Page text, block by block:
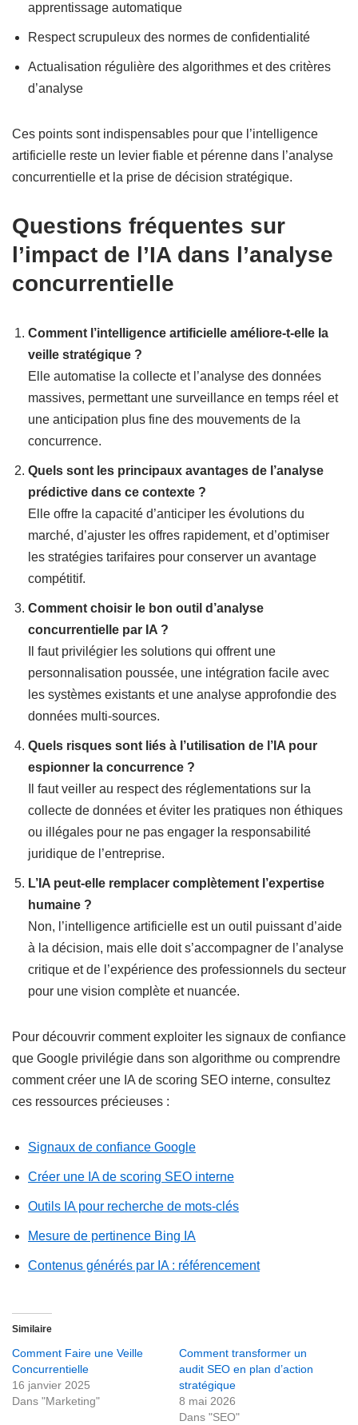
apprentissage automatique
Respect scrupuleux des normes de confidentialité
Actualisation régulière des algorithmes et des critères
d’analyse
Ces points sont indispensables pour que l’intelligence
artificielle reste un levier fiable et pérenne dans l’analyse
concurrentielle et la prise de décision stratégique.
Questions fréquentes sur
l’impact de l’IA dans l’analyse
concurrentielle
Comment l’intelligence artificielle améliore-t-elle la
veille stratégique ?
Elle automatise la collecte et l’analyse des données
massives, permettant une surveillance en temps réel et
une anticipation plus fine des mouvements de la
concurrence.
Quels sont les principaux avantages de l’analyse
prédictive dans ce contexte ?
Elle offre la capacité d’anticiper les évolutions du
marché, d’ajuster les offres rapidement, et d’optimiser
les stratégies tarifaires pour conserver un avantage
compétitif.
Comment choisir le bon outil d’analyse
concurrentielle par IA ?
Il faut privilégier les solutions qui offrent une
personnalisation poussée, une intégration facile avec
les systèmes existants et une analyse approfondie des
données multi-sources.
Quels risques sont liés à l’utilisation de l’IA pour
espionner la concurrence ?
Il faut veiller au respect des réglementations sur la
collecte de données et éviter les pratiques non éthiques
ou illégales pour ne pas engager la responsabilité
juridique de l’entreprise.
L’IA peut-elle remplacer complètement l’expertise
humaine ?
Non, l’intelligence artificielle est un outil puissant d’aide
à la décision, mais elle doit s’accompagner de l’analyse
critique et de l’expérience des professionnels du secteur
pour une vision complète et nuancée.
Pour découvrir comment exploiter les signaux de confiance
que Google privilégie dans son algorithme ou comprendre
comment créer une IA de scoring SEO interne, consultez
ces ressources précieuses :
Signaux de confiance Google
Créer une IA de scoring SEO interne
Outils IA pour recherche de mots-clés
Mesure de pertinence Bing IA
Contenus générés par IA : référencement
Similaire
Comment Faire une Veille
Concurrentielle
16 janvier 2025
Dans "Marketing"
Comment transformer un
audit SEO en plan d’action
stratégique
8 mai 2026
Dans "SEO"